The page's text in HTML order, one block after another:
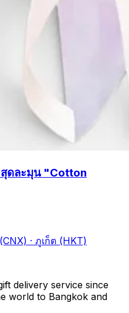
ดละมุน "Cotton
· ภูเก็ต (HKT)
delivery service since
world to Bangkok and